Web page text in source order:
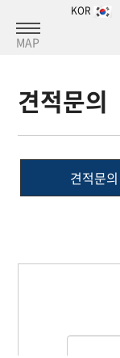
MAP
KOR
견적문의
견적문의